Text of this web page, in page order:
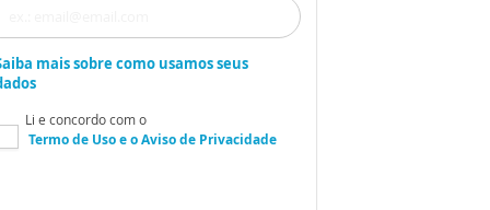
mais sobre como usamos seus
Li e concordo com o
Termo de Usoe oAviso de Privacidade